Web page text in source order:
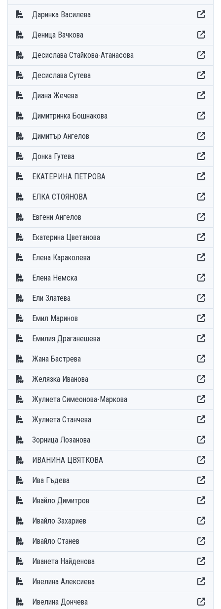
Даринка Василева
Деница Вачкова
Десислава Стайкова-Атанасова
Десислава Сутева
Диана Жечева
Димитринка Бошнакова
Димитър Ангелов
Донка Гутева
ЕКАТЕРИНА ПЕТРОВА
ЕЛКА СТОЯНОВА
Евгени Ангелов
Екатерина Цветанова
Елена Караколева
Елена Немска
Ели Златева
Емил Маринов
Емилия Драганешева
Жана Бастрева
Желязка Иванова
Жулиета Симеонова-Маркова
Жулиета Станчева
Зорница Лозанова
ИВАНИНА ЦВЯТКОВА
Ива Гъдева
Ивайло Димитров
Ивайло Захариев
Ивайло Станев
Иванета Найденова
Ивелина Алексиева
Ивелина Дончева